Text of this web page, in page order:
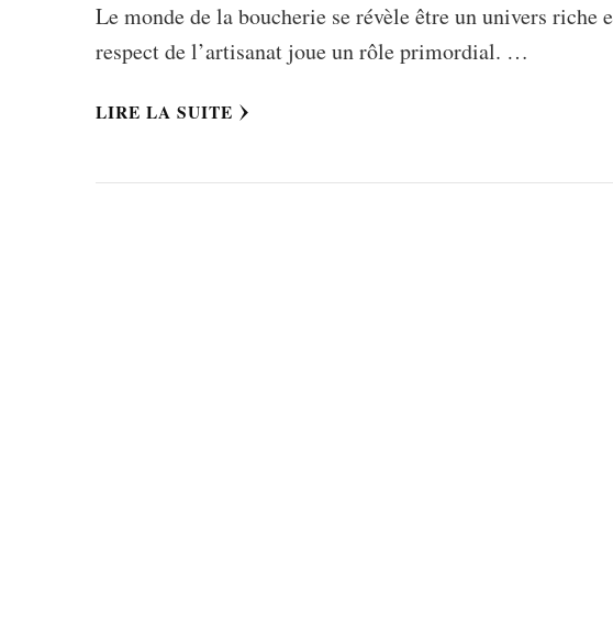
Le monde de la boucherie se révèle être un univers riche
respect de l’artisanat joue un rôle primordial. …
LIRE LA SUITE